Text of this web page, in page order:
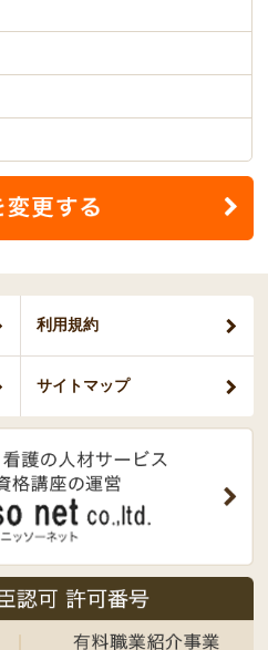
利用規約
サイトマップ